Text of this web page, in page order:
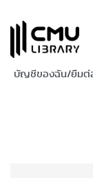
บัญชีของฉัน/ยืมต่